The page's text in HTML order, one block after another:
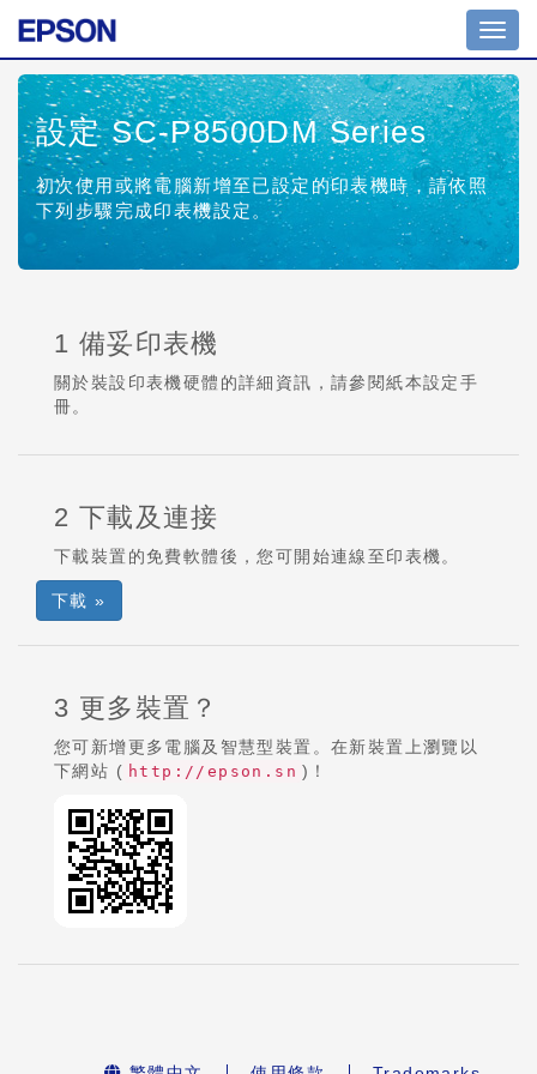
設定 SC-P8500DM Series
初次使用或將電腦新增至已設定的印表機時，請依照
下列步驟完成印表機設定。
1 備妥印表機
關於裝設印表機硬體的詳細資訊，請參閱紙本設定手
冊。
2 下載及連接
下載裝置的免費軟體後，您可開始連線至印表機。
下載 »
3 更多裝置？
您可新增更多電腦及智慧型裝置。在新裝置上瀏覽以
下網站 ( http://epson.sn )！